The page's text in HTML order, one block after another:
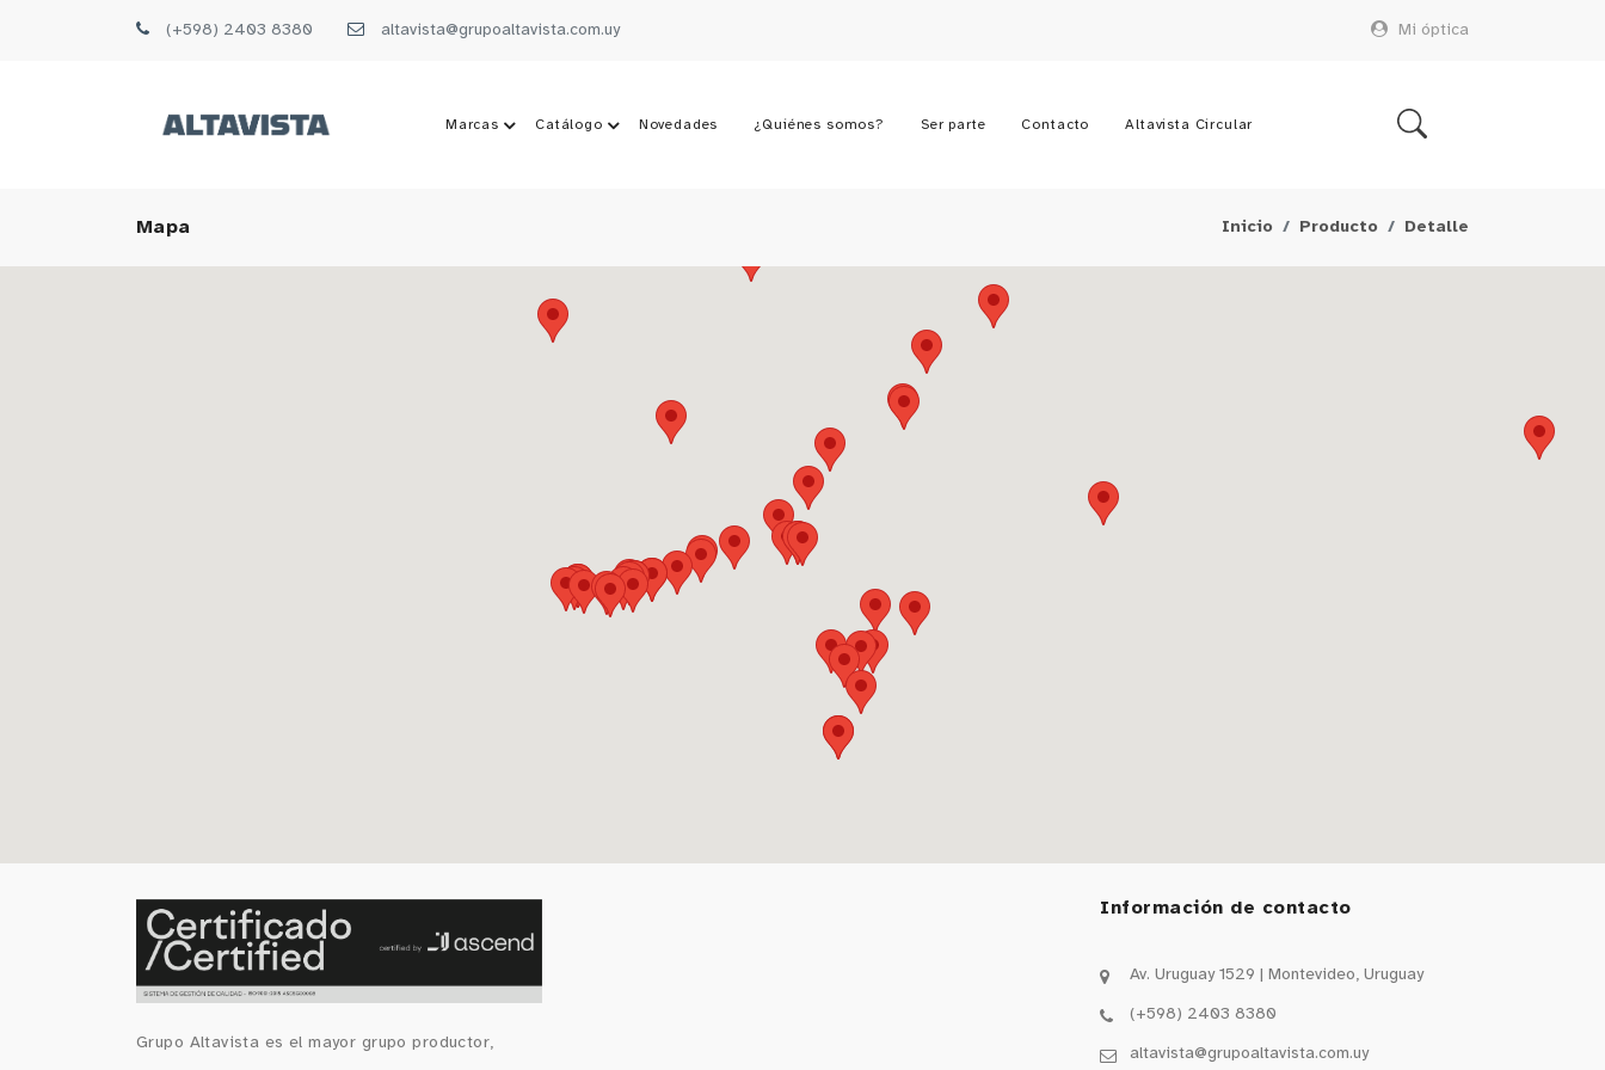
(+598) 2403 8380 altavista@grupoaltavista.com.uy Mi óptica
Marcas Catálogo Novedades ¿Quiénes somos? Ser parte Contacto Altavista Circular
Mapa Inicio Producto Detalle
Grupo Altavista es el mayor grupo productor,
Información de contacto
Av. Uruguay 1529 | Montevideo, Uruguay
(+598) 2403 8380
altavista@grupoaltavista.com.uy